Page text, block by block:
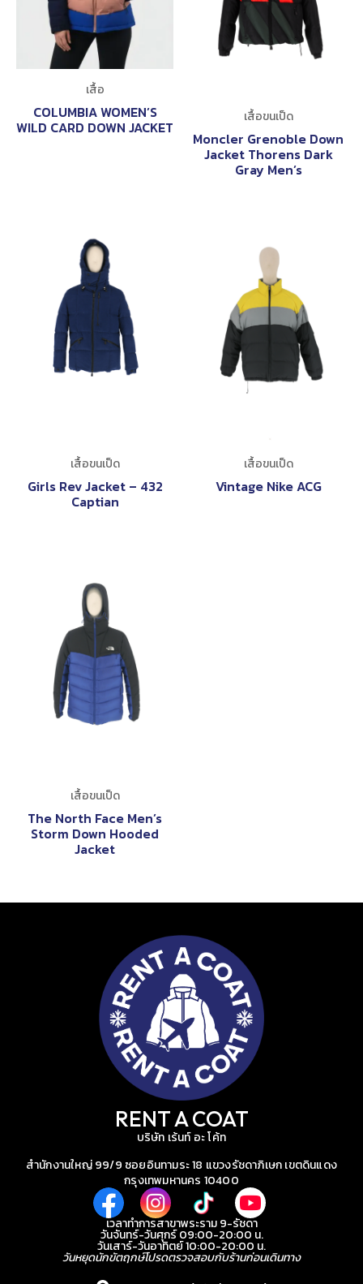
เสื้อ
COLUMBIA WOMEN’S
WILD CARD DOWN JACKET
เสื้อขนเป็ด
Moncler Grenoble Down
Jacket Thorens Dark
Gray Men’s
เสื้อขนเป็ด
Girls Rev Jacket – 432
Captian
เสื้อขนเป็ด
Vintage Nike ACG
เสื้อขนเป็ด
The North Face Men’s
Storm Down Hooded
Jacket
RENT A COAT
บริษัท เร้นท์ อะ โค้ท
สำนักงานใหญ่ 99/9 ซอยอินทามระ 18 แขวงรัชดาภิเษก เขตดินแดง
กรุงเทพมหานคร 10400
เวลาทำการสาขาพระราม 9-รัชดา
วันจันทร์-วันศุกร์ 09:00-20:00 น.
วันเสาร์-วันอาทิตย์ 10:00-20:00 น.
วันหยุดนักขัตฤกษ์โปรดตรวจสอบกับร้านก่อนเดินทาง